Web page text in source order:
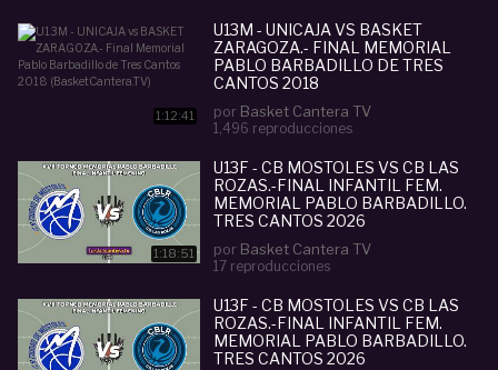
1:12:41
U13M - UNICAJA VS BASKET
ZARAGOZA.- FINAL MEMORIAL
PABLO BARBADILLO DE TRES
CANTOS 2018
por Basket Cantera TV
1,496 reproducciones
1:18:51
U13F - CB MOSTOLES VS CB LAS
ROZAS.-FINAL INFANTIL FEM.
MEMORIAL PABLO BARBADILLO.
TRES CANTOS 2026
por Basket Cantera TV
17 reproducciones
U13F - CB MOSTOLES VS CB LAS
ROZAS.-FINAL INFANTIL FEM.
MEMORIAL PABLO BARBADILLO.
TRES CANTOS 2026